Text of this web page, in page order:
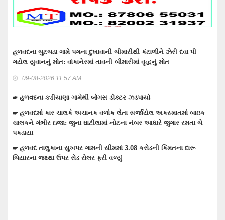
કંટાળીને ઝેરી દવા પી
વૃદ્ધનું મોત
અકસ્માતમાં બાઇક
આધારે જુગાર રમતા બે
કિંમતના દારૂ
વાંકાનેર બાઉન્ડ્રી નજીકથી 1.93 કરોડનો દારૂ-બિયર
ગુનામાં 5 મહિને 3 આરોપી પકડાયા: રિમાન્ડ લેવા
☛ તેરા તુજકો અર્પણ: વાંકાનેર સિટી પોલીસે રોકડ,
સહિત લાખોનો મુદામાલ અરજદારોને પરત કર્યો
☛ વાંકાનેરના ગુંદાખડા ગામે રેતી ભરેલા ટ્રક ઉપર
☛ વાંકાનેરમાં પેટમાં દુખાવો ઉપડતા સારવારમાં
ઉપડતા મોત નીપજ્યું